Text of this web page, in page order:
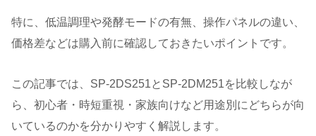
特に、低温調理や発酵モードの有無、操作パネルの違い、
価格差などは購入前に確認しておきたいポイントです。
この記事では、SP-2DS251とSP-2DM251を比較しなが
ら、初心者・時短重視・家族向けなど用途別にどちらが向
いているのかを分かりやすく解説します。